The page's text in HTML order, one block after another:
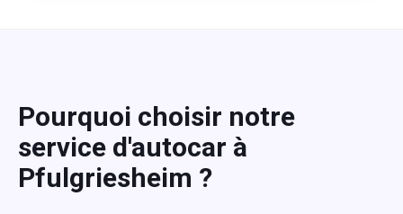
Pourquoi choisir notre
service d'autocar à
Pfulgriesheim ?